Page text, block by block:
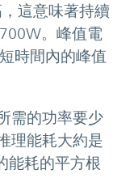
這意味著持續
。峰值電
時間內的峰值
需的功率要少
理能耗大約是
能耗的平方根